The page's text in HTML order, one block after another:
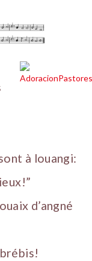
à louangi:
d’angné